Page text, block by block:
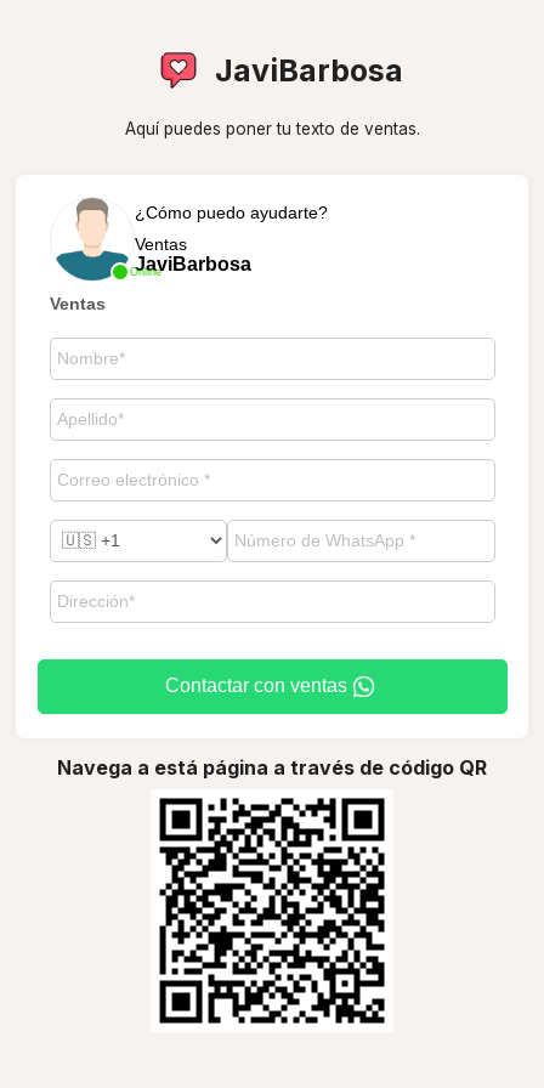
JaviBarbosa
Aquí puedes poner tu texto de ventas.
Online
¿Cómo puedo ayudarte?
Ventas
JaviBarbosa
Ventas
Contactar con ventas
Navega a está página a través de código QR